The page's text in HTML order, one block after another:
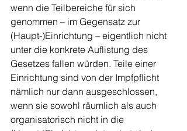
wenn die Teilbereiche für sich
genommen – im Gegensatz zur
(Haupt-)Einrichtung – eigentlich nicht
unter die konkrete Auflistung des
Gesetzes fallen würden. Teile einer
Einrichtung sind von der Impfpflicht
nämlich nur dann ausgeschlossen,
wenn sie sowohl räumlich als auch
organisatorisch nicht in die